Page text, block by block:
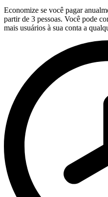
Economize se você pagar
partir de 3 pessoas. Você pode
mais usuários à sua conta a